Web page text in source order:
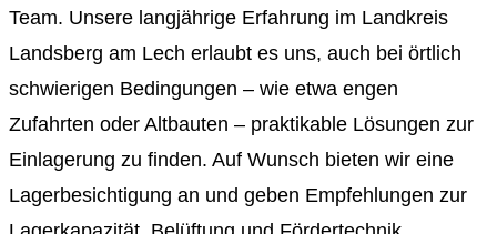
Team. Unsere langjährige Erfahrung im Landkreis
Landsberg am Lech erlaubt es uns, auch bei örtlich
schwierigen Bedingungen – wie etwa engen
Zufahrten oder Altbauten – praktikable Lösungen zur
Einlagerung zu finden. Auf Wunsch bieten wir eine
Lagerbesichtigung an und geben Empfehlungen zur